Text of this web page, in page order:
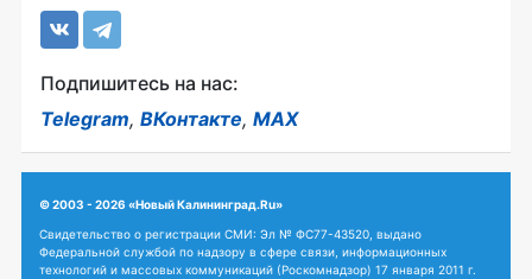
Подпишитесь на нас:
Telegram, ВКонтакте, MAX
© 2003 - 2026 «Новый Калининград.Ru»
Свидетельство о регистрации СМИ: Эл № ФС77-43520, выдано
Федеральной службой по надзору в сфере связи, информационных
технологий и массовых коммуникаций (Роскомнадзор) 17 января 2011 г.